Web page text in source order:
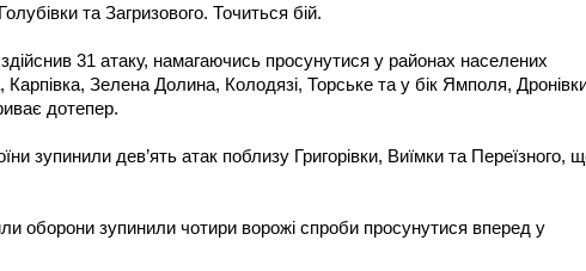
та Загризового. Точиться бій.
31 атаку, намагаючись просунутися у районах населених
Карпівка, Зелена Долина, Колодязі, Торське та у бік Ямполя,
дотепер.
зупинили дев’ять атак поблизу Григорівки, Виїмки та Переїзного,
оборони зупинили чотири ворожі спроби просунутися вперед у